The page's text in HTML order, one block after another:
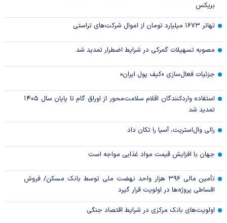
بریکس
تهاتر ۱۶۷۳ میلیارد تومان از اموال شرکت‌های تراستی
مصوبه تسهیلات گمرکی در شرایط اضطرار تمدید شد
جزئیات فعال‌سازی «کیف پول ایران»
استفاده واردکنندگان اقلام سلامت‌محور از اوراق گام تا پایان سال ۱۴۰۵
تمدید شد
رالی وال‌استریت، آسیا را تکان داد
جهان با افزایش قیمت مواد غذایی مواجه است
تأمین مالی ۳۹۶ هزار واحد نهضت ملی توسط بانک مسکن/ فروش
اقساطی پروژه‌ها در اولویت قرار گیرد
اولویت‌های بانک مرکزی در شرایط اقتصاد جنگی